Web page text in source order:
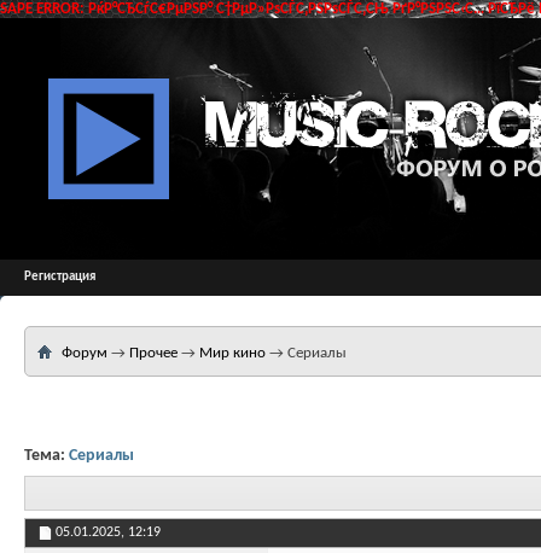
SAPE ERROR: РќР°СЂСѓС€РµРЅР° С†РµР»РѕСЃС‚РЅРѕСЃС‚СЊ РґР°РЅРЅС‹С…
Регистрация
Форум → Прочее → Мир кино → Сериалы
Тема: Сериалы
05.01.2025, 12:19